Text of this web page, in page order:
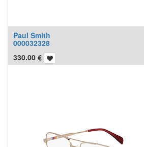
Paul Smith
000032328
330.00 €